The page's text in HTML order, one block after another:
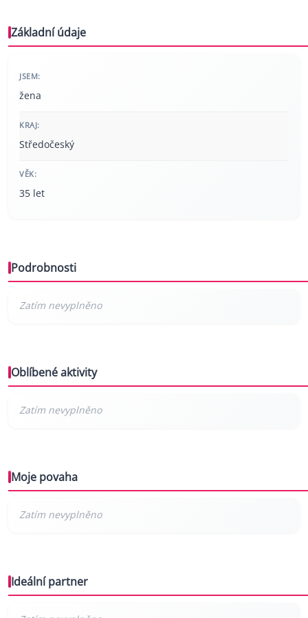
Základní údaje
JSEM:
žena
KRAJ:
Středočeský
VĚK:
35 let
Podrobnosti
Oblíbené aktivity
Moje povaha
Ideální partner